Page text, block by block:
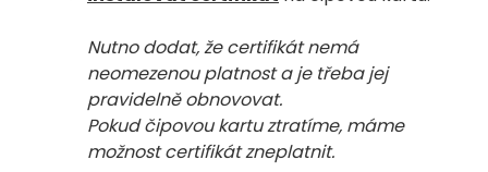
Nutno dodat, že certifikát nemá
neomezenou platnost a je třeba jej
pravidelně obnovovat.
Pokud čipovou kartu ztratíme, máme
možnost certifikát zneplatnit.